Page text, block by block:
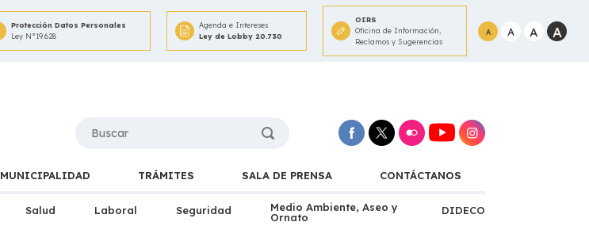
Protección Datos Personales
Ley N°19.628
Agenda e Intereses
Ley de Lobby 20.730
OIRS
Oficina de Información,
Reclamos y Sugerencias
A A A A
MUNICIPALIDAD TRÁMITES SALA DE PRENSA CONTÁCTANOS
Salud Laboral Seguridad
Medio Ambiente, Aseo y
Ornato
DIDECO